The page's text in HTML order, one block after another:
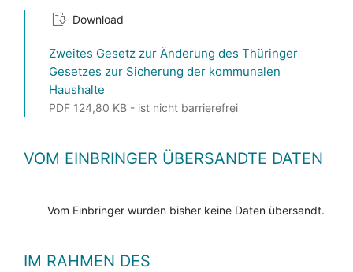
Download
Zweites Gesetz zur Änderung des Thüringer
Gesetzes zur Sicherung der kommunalen
Haushalte
PDF 124,80 KB - ist nicht barrierefrei
VOM EINBRINGER ÜBERSANDTE DATEN
Vom Einbringer wurden bisher keine Daten übersandt.
IM RAHMEN DES